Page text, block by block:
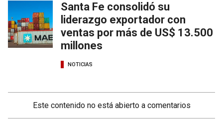
Santa Fe consolidó su
liderazgo exportador con
ventas por más de US$ 13.500
millones
NOTICIAS
Este contenido no está abierto a comentarios